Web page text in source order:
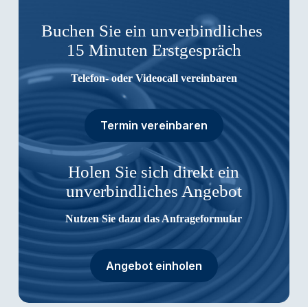
Buchen Sie ein unverbindliches
15 Minuten Erstgespräch
Telefon- oder Videocall vereinbaren
Termin vereinbaren
Holen Sie sich direkt ein
unverbindliches Angebot
Nutzen Sie dazu das Anfrageformular
Angebot einholen